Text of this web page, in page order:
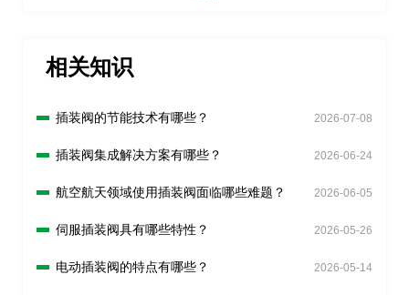
相关知识
插装阀的节能技术有哪些？ 2026-07-08
插装阀集成解决方案有哪些？ 2026-06-24
航空航天领域使用插装阀面临哪些难题？ 2026-06-05
伺服插装阀具有哪些特性？ 2026-05-26
电动插装阀的特点有哪些？ 2026-05-14